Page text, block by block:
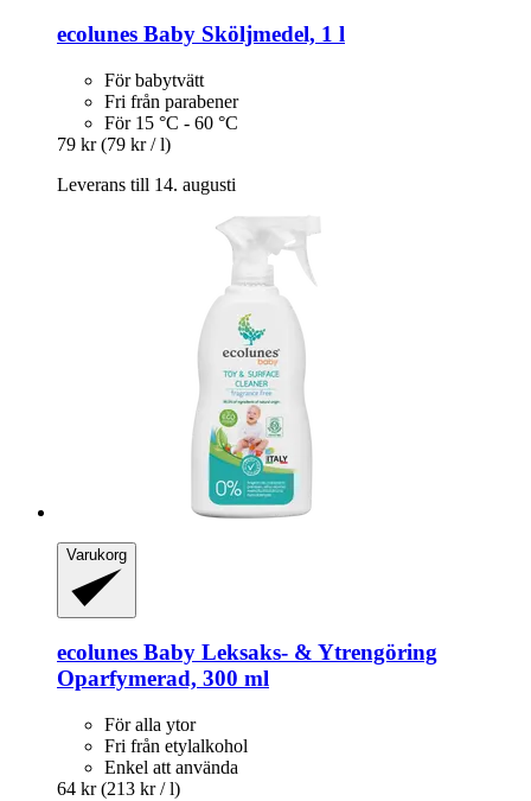
ecolunes Baby Sköljmedel, 1 l
För babytvätt
Fri från parabener
För 15 °C - 60 °C
79 kr (79 kr / l)
Leverans till 14. augusti
Varukorg
ecolunes Baby Leksaks-​ & Ytrengöring
Oparfymerad, 300 ml
För alla ytor
Fri från etylalkohol
Enkel att använda
64 kr (213 kr / l)